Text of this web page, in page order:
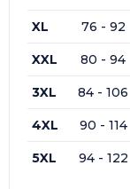
XL 76 - 92
XXL 80 - 94
3XL 84 - 106
4XL 90 - 114
5XL 94 - 122